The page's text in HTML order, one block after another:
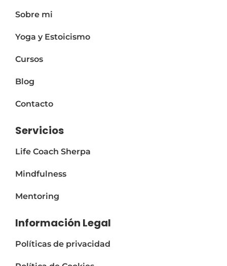
Sobre mi
Yoga y Estoicismo
Cursos
Blog
Contacto
Servicios
Life Coach Sherpa
Mindfulness
Mentoring
Información Legal
Políticas de privacidad